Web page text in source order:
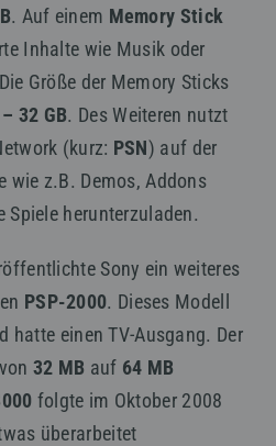
. Auf einem Memory Stick
Inhalte wie Musik oder
Größe der Memory Sticks
32 GB. Des Weiteren nutzt
(kurz: PSN) auf der
wie z.B. Demos, Addons
herunterzuladen.
Sony ein weiteres
PSP-2000. Dieses Modell
hatte einen TV-Ausgang. Der
32 MB auf 64 MB
folgte im Oktober 2008
überarbeitet